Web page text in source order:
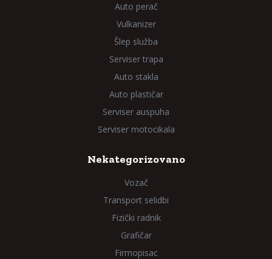
Auto perač
Vulkanizer
Šlep služba
Serviser trapa
Auto stakla
Auto plastičar
Serviser auspuha
Serviser motocikala
Nekategorizovano
Vozač
Transport selidbi
Fizički radnik
Grafičar
Firmopisac